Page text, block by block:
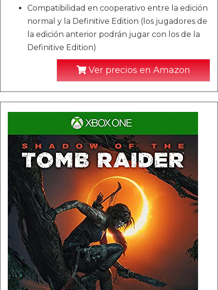
Compatibilidad en cooperativo entre la edición
normal y la Definitive Edition (los jugadores de
la edición anterior podrán jugar con los de la
Definitive Edition)
Ver precios en Amazon